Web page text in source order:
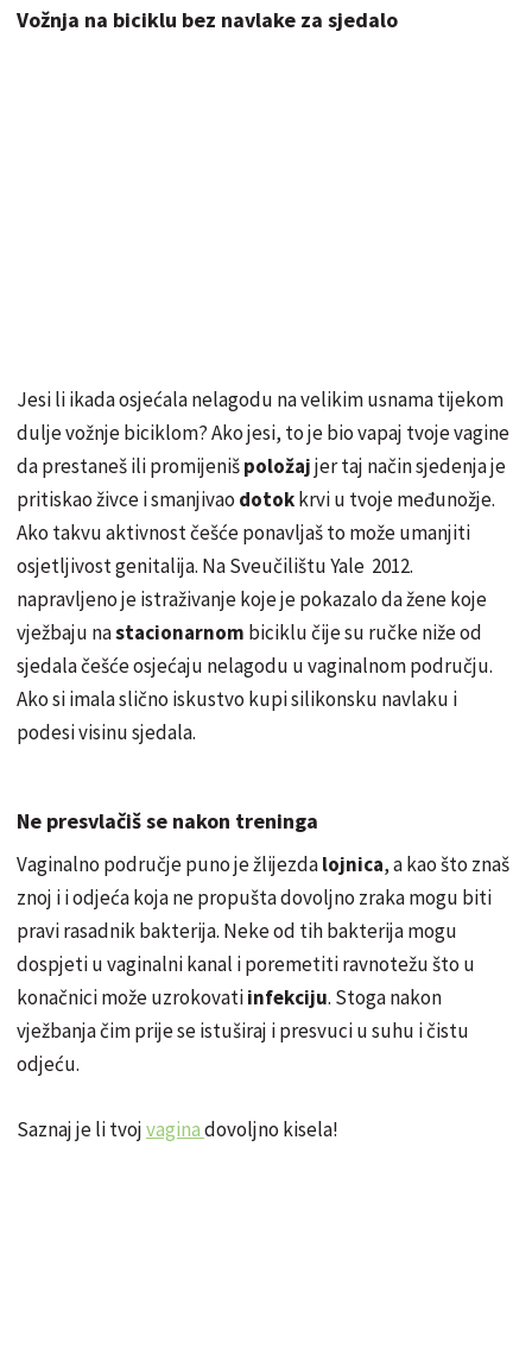
Vožnja na biciklu bez navlake za sjedalo
Jesi li ikada osjećala nelagodu na velikim usnama tijekom
dulje vožnje biciklom? Ako jesi, to je bio vapaj tvoje vagine
da prestaneš ili promijenišpoložajjer taj način sjedenja je
pritiskao živce i smanjivao dotokkrvi u tvoje međunožje.
Ako takvu aktivnost češće ponavljaš to može umanjiti
osjetljivost genitalija. Na Sveučilištu Yale 2012.
napravljeno je istraživanje koje je pokazalo da žene koje
vježbaju nastacionarnom biciklu čije su ručke niže od
sjedalačešćeosjećaju nelagodu u vaginalnom području.
Ako si imala slično iskustvo kupi silikonsku navlaku i
podesi visinu sjedala.
Ne presvlačiš se nakon treninga
Vaginalno područje puno je žlijezdalojnica, a kao što znaš
znoj i i odjeća koja ne propušta dovoljno zraka mogu biti
pravi rasadnik bakterija. Neke od tih bakterija mogu
dospjetiu vaginalni kanal i poremetiti ravnotežu što u
konačnici može uzrokovatiinfekciju. Stoga nakon
vježbanja čim prije se istuširaj i presvuci u suhu i čistu
odjeću.
Saznaj je li tvojvaginadovoljno kisela!